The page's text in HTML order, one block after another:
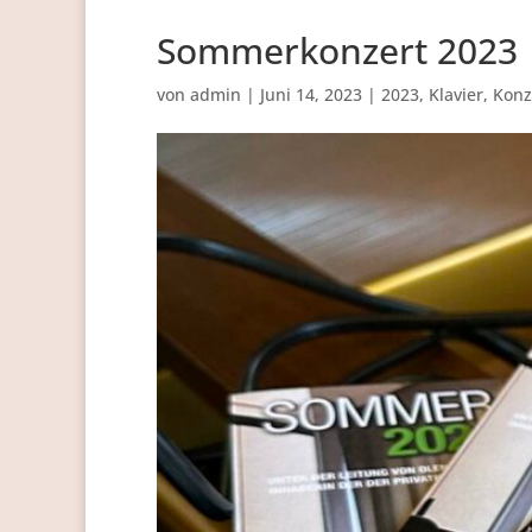
Sommerkonzert 2023
von admin | Juni 14, 2023 | 2023, Klavier,